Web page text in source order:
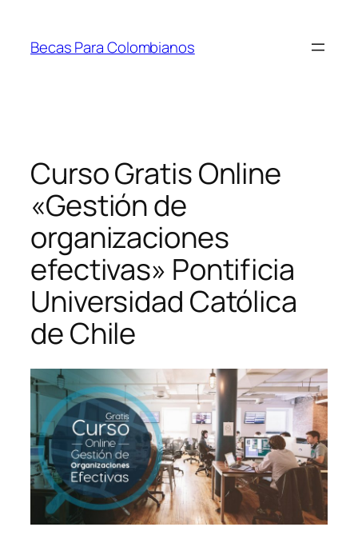
contenido
Becas Para Colombianos
Curso Gratis Online
«Gestión de
organizaciones
efectivas» Pontificia
Universidad Católica
de Chile